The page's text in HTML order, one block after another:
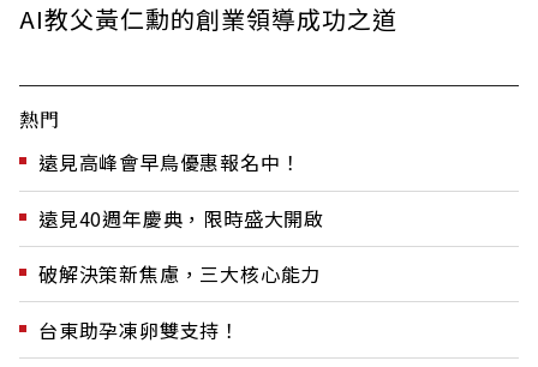
AI教父黃仁勳的創業領導成功之道
熱門
遠見高峰會早鳥優惠報名中！
遠見40週年慶典，限時盛大開啟
破解決策新焦慮，三大核心能力
台東助孕凍卵雙支持！